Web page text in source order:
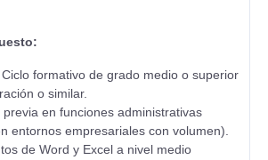
formativo de grado medio o superior
o similar.
previa en funciones administrativas
entornos empresariales con volumen).
de Word y Excel a nivel medio